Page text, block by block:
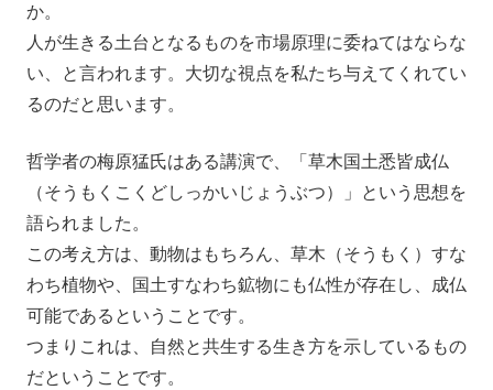
か。
人が生きる土台となるものを市場原理に委ねてはならな
い、と言われます。大切な視点を私たち与えてくれてい
るのだと思います。
哲学者の梅原猛氏はある講演で、「草木国土悉皆成仏
（そうもくこくどしっかいじょうぶつ）」という思想を
語られました。
この考え方は、動物はもちろん、草木（そうもく）すな
わち植物や、国土すなわち鉱物にも仏性が存在し、成仏
可能であるということです。
つまりこれは、自然と共生する生き方を示しているもの
だということです。